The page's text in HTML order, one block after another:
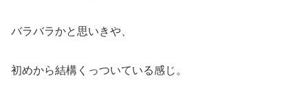
バラバラかと思いきや、
初めから結構くっついている感じ。